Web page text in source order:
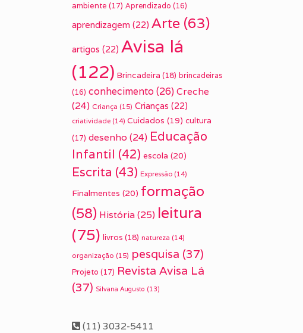
ambiente (17) Aprendizado (16)
aprendizagem (22) Arte (63)
artigos (22) Avisa lá
(122) Brincadeira (18) brincadeiras
(16) conhecimento(26) Creche
(24) Criança (15) Crianças (22)
criatividade (14) Cuidados (19) cultura
(17) desenho (24) Educação
Infantil (42) escola (20)
Escrita (43) Expressão (14)
Finalmentes (20) formação
(58) História(25) leitura
(75) livros (18) natureza (14)
organização (15) pesquisa (37)
Projeto (17) Revista Avisa Lá
(37) Silvana Augusto (13)
(11) 3032-5411